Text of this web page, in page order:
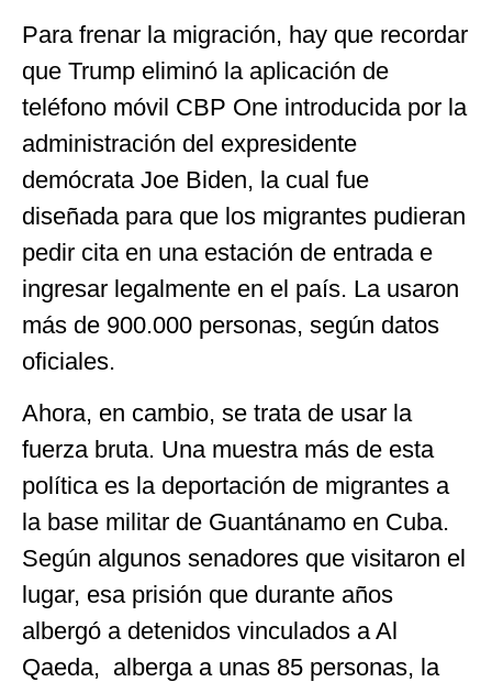
Para frenar la migración, hay que recordar
que Trump eliminó la aplicación de
teléfono móvil CBP One introducida por la
administración del expresidente
demócrata Joe Biden, la cual fue
diseñada para que los migrantes pudieran
pedir cita en una estación de entrada e
ingresar legalmente en el país. La usaron
más de 900.000 personas, según datos
oficiales.
Ahora, en cambio, se trata de usar la
fuerza bruta. Una muestra más de esta
política es la deportación de migrantes a
la base militar de Guantánamo en Cuba.
Según algunos senadores que visitaron el
lugar, esa prisión que durante años
albergó a detenidos vinculados a Al
Qaeda, alberga a unas 85 personas, la